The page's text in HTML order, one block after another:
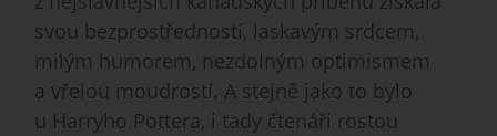
svou bezprostředností, laskavým srdcem,
milým humorem, nezdolným optimismem
a vřelou moudrostí. A stejně jako to bylo
u Harryho Pottera, i tady čtenáři rostou